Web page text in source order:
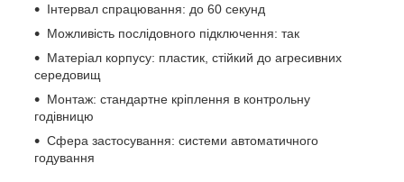
Інтервал спрацювання: до 60 секунд
Можливість послідовного підключення: так
Матеріал корпусу: пластик, стійкий до агресивних
середовищ
Монтаж: стандартне кріплення в контрольну
годівницю
Сфера застосування: системи автоматичного
годування